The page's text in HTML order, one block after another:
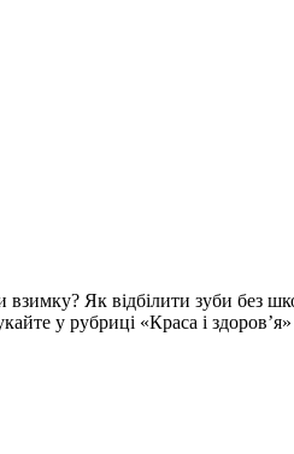
Як відбілити зуби без
у рубриці «Краса і